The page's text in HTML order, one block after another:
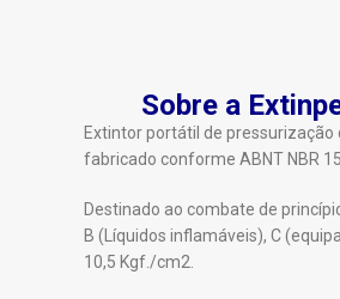
Sobre a
Extintor portátil de pressurização
fabricado conforme ABNT NBR
Destinado ao combate de
B (Líquidos inflamáveis), C
10,5 Kgf./cm2.